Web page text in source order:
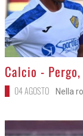
>
Calcio -
04 AGOSTO Nella